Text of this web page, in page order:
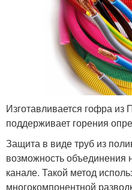
Изготавливается гофра из
поддерживает горения
Защита в виде труб из
возможность объединения
канале. Такой метод
многокомпонентной